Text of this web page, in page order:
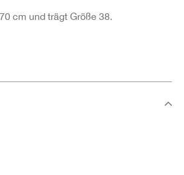
cm und trägt Größe 38.